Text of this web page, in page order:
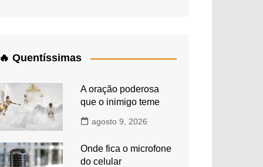
🔥 Quentíssimas
A oração poderosa
que o inimigo teme
agosto 9, 2026
Onde fica o microfone
do celular